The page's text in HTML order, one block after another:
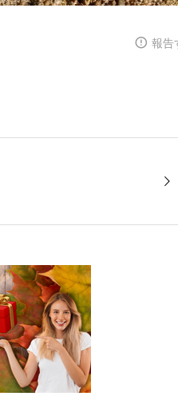
報告